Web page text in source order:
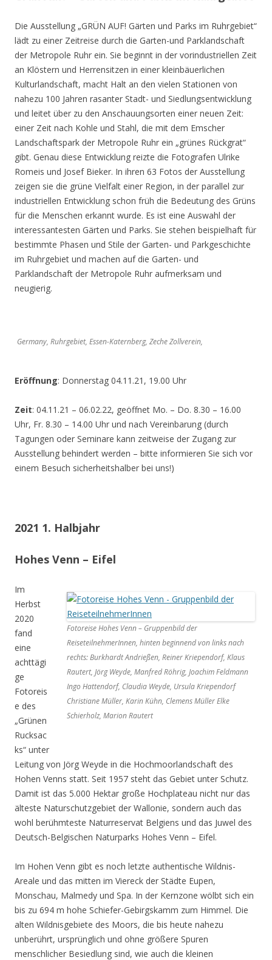
Die Ausstellung „GRÜN AUF! Gärten und Parks im Ruhrgebiet“
lädt zu einer Zeitreise durch die Garten-und Parklandschaft
der Metropole Ruhr ein. Sie beginnt in der vorindustriellen Zeit
an Klöstern und Herrensitzen in einer kleinbäuerlichen
Kulturlandschaft, macht Halt an den vielen Stationen von
nahezu 100 Jahren rasanter Stadt- und Siedlungsentwicklung
und leitet über zu den Anschauungsorten einer neuen Zeit:
einer Zeit nach Kohle und Stahl, die mit dem Emscher
Landschaftspark der Metropole Ruhr ein „grünes Rückgrat“
gibt. Genau diese Entwicklung reizte die Fotografen Ulrike
Romeis und Josef Bieker. In ihren 63 Fotos der Ausstellung
zeigen sie die grüne Vielfalt einer Region, in der parallel zur
industriellen Entwicklung schon früh die Bedeutung des Grüns
für die Menschen erkannt wurde. Es ist eine Auswahl der
interessantesten Gärten und Parks. Sie stehen beispielhaft für
bestimmte Phasen und Stile der Garten- und Parkgeschichte
im Ruhrgebiet und machen auf die Garten- und
Parklandschaft der Metropole Ruhr aufmerksam und
neugierig.
Germany, Ruhrgebiet, Essen-Katernberg, Zeche Zollverein,
Eröffnung: Donnerstag 04.11.21, 19.00 Uhr
Zeit: 04.11.21 – 06.02.22, geöffnet Mo. – Do. 8.30 – 16.00
Uhr, Fr. 8.30 – 14.00 Uhr und nach Vereinbarung (durch
Tagungen oder Seminare kann zeitweise der Zugang zur
Ausstellung behindert werden – bitte informieren Sie sich vor
einem Besuch sicherheitshalber bei uns!)
2021 1. Halbjahr
Hohes Venn – Eifel
Fotoreise Hohes Venn – Gruppenbild der
ReiseteilnehmerInnen, hinten beginnend von links nach
rechts: Burkhardt Andrießen, Reiner Kriependorf, Klaus
Rautert, Jörg Weyde, Manfred Röhrig, Joachim Feldmann
Ingo Hattendorf, Claudia Weyde, Ursula Kriependorf
Christiane Müller, Karin Kühn, Clemens Müller Elke
Schierholz, Marion Rautert
Im
Herbst
2020
fand
eine
achttägi
ge
Fotoreis
e des
„Grünen
Rucksac
ks“ unter
Leitung von Jörg Weyde in die Hochmoorlandschaft des
Hohen Venns statt. Seit 1957 steht das Gebiet unter Schutz.
Damit ist das 5.000 Hektar große Hochplateau nicht nur das
älteste Naturschutzgebiet der Wallonie, sondern auch das
wohl berühmteste Naturreservat Belgiens und das Juwel des
Deutsch-Belgischen Naturparks Hohes Venn – Eifel.
Im Hohen Venn gibt es noch letzte authentische Wildnis-
Areale und das mitten im Viereck der Städte Eupen,
Monschau, Malmedy und Spa. In der Kernzone wölbt sich ein
bis zu 694 m hohe Schiefer-Gebirgskamm zum Himmel. Die
alten Wildnisgebiete des Moors, die bis heute nahezu
unberührt, ursprünglich und ohne größere Spuren
menschlicher Besiedlung sind, wie auch die kleinen